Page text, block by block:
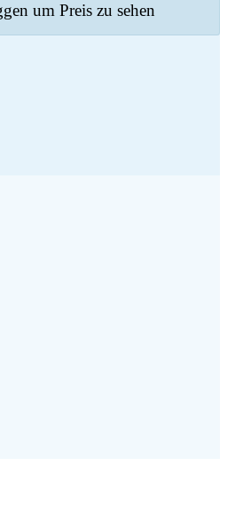
um Preis zu sehen